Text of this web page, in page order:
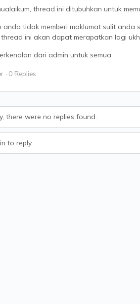
thread ini ditubuhkan untuk
anda tidak memberi maklumat sulit
ini akan dapat merapatkan lagi
dari admin untuk semua.
· 0 Replies
there were no replies found.
to reply.